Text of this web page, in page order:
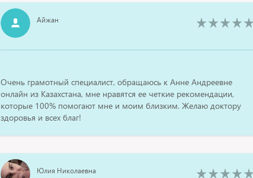
Айжан
Очень грамотный специалист, обращаюсь к Анне Андреевне
онлайн из Казахстана, мне нравятся ее четкие рекомендации,
которые 100% помогают мне и моим близким. Желаю доктору
здоровья и всех благ!
Юлия Николаевна